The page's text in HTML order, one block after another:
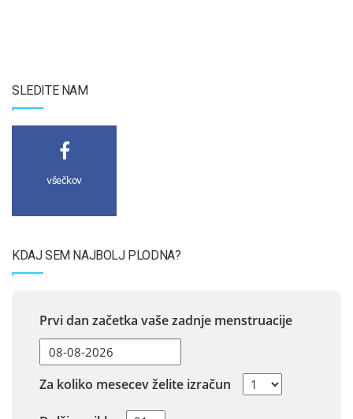
SLEDITE NAM
všečkov
KDAJ SEM NAJBOLJ PLODNA?
Prvi dan začetka vaše zadnje menstruacije
Za koliko mesecev želite izračun